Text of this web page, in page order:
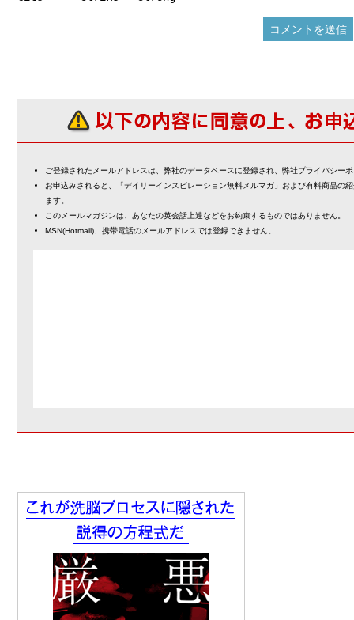
ご登録されたメールアドレスは、弊社のデータベースに登録され、弊社プライバシー
お申込みされると、「デイリーインスピレーション無料メルマガ」および有料商品の
ます。
このメールマガジンは、あなたの英会話上達などをお約束するものではありません。
MSN(Hotmail)、携帯電話のメールアドレスでは登録できません。